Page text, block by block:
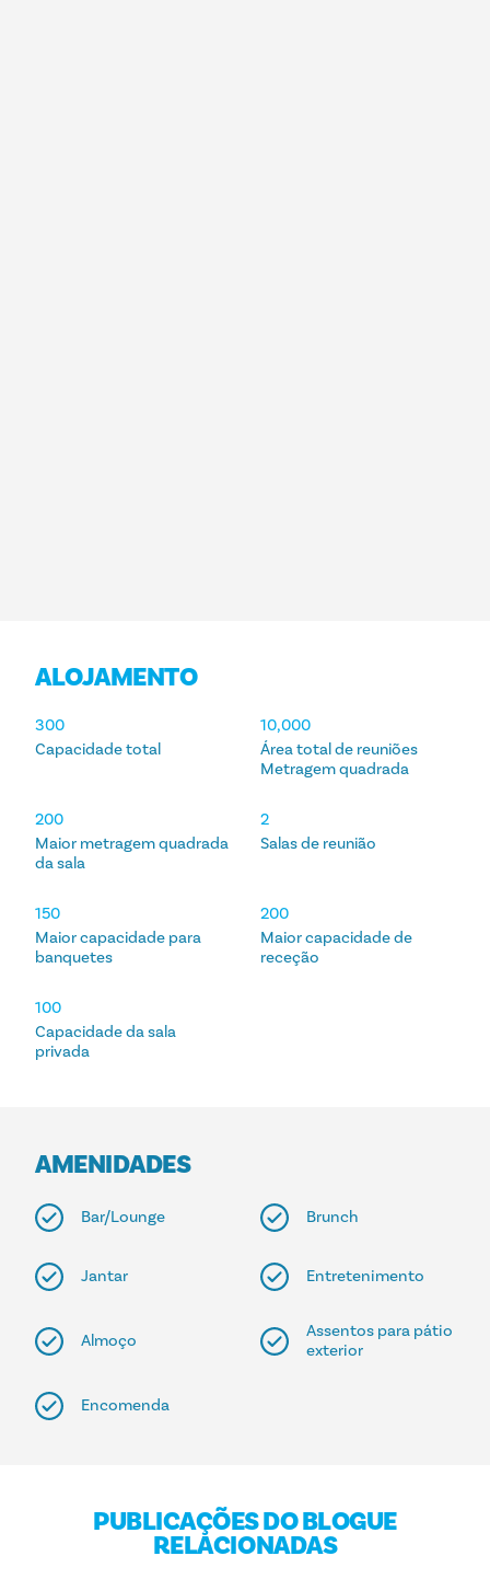
ALOJAMENTO
ALOJAMENTO
Capacidade total
300
Área total de reuniões
Metragem quadrada
10,000
Maior metragem quadrada
da sala
200
Salas de reunião
2
Maior capacidade para
banquetes
150
Maior capacidade de
receção
200
Capacidade da sala
privada
100
AMENIDADES
Bar/Lounge Brunch
Jantar Entretenimento
Almoço
Assentos para pátio
exterior
Encomenda
PUBLICAÇÕES DO BLOGUE
RELACIONADAS